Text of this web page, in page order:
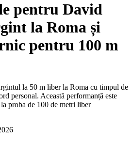
pentru David
la Roma și
pentru 100 m
la 50 m liber la Roma cu timpul de
personal. Această performanță este
proba de 100 de metri liber